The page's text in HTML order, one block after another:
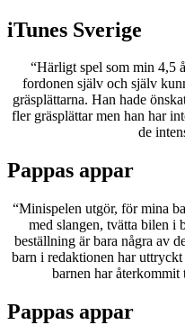
iTunes Sverige
“Härligt spel som min 4,5
fordonen själv och själv
gräsplättarna. Han hade
fler gräsplättar men han har
de
Pappas appar
“Minispelen utgör, för mina
med slangen, tvätta bilen i
beställning är bara några av
barn i redaktionen har
barnen har
Pappas appar